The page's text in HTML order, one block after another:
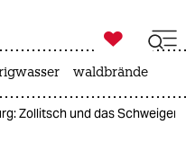

taz zahl ich
waldbrände
Zollitsch und das Schweigen